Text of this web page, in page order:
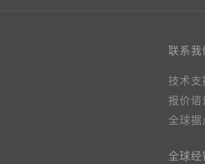
联系我
技术支
报价谘
全球据
全球经